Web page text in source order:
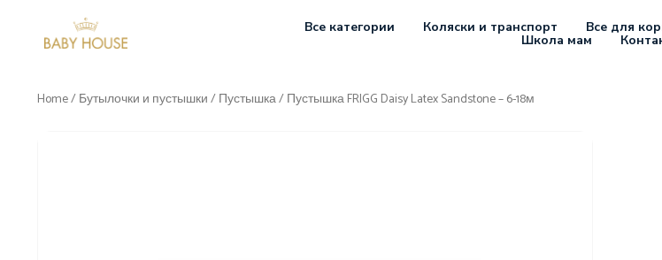
Все категории Коляски и транспорт Все для
Школа мам
Home/Бутылочки и пустышки/Пустышка/ Пустышка FRIGG Daisy Latex Sandstone – 6-18м